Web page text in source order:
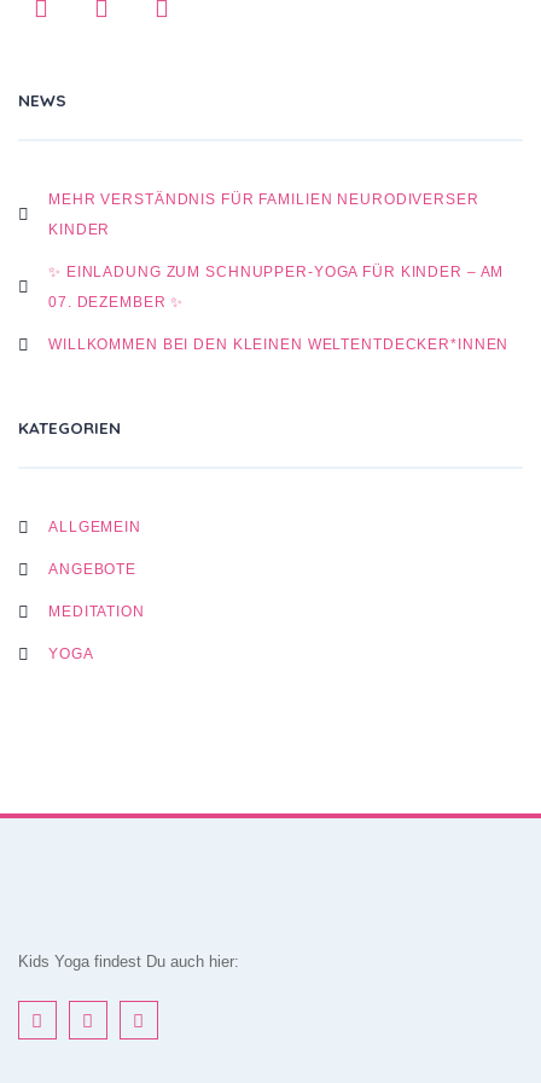
NEWS
MEHR VERSTÄNDNIS FÜR FAMILIEN NEURODIVERSER
KINDER
✨ EINLADUNG ZUM SCHNUPPER-YOGA FÜR KINDER – AM
07. DEZEMBER ✨
WILLKOMMEN BEI DEN KLEINEN WELTENTDECKER*INNEN
KATEGORIEN
ALLGEMEIN
ANGEBOTE
MEDITATION
YOGA
Kids Yoga findest Du auch hier: